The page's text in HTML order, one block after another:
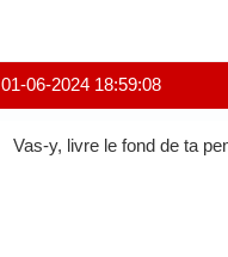
01-06-2024 18:59:08
Vas-y, livre le fond de ta